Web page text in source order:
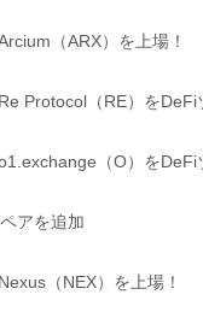
（ARX）を上場！
Protocol（RE）をDeFi
（O）をDeFi
アを追加
（NEX）を上場！